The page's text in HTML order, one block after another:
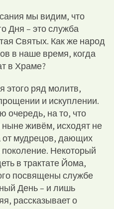
мы видим, что
Дня – это служба
Святых. Как же народ
в наше время, когда
в Храме?
этого ряд молитв,
и искуплении.
очередь, на то, что
живём, исходят не
от мудрецов, дающих
поколение. Некоторый
в трактате Йома,
посвящены службе
День – и лишь
рассказывает о